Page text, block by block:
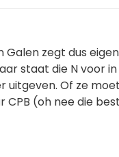
Galen zegt dus
staat die N voor in
uitgeven. Of ze
CPB (oh nee die